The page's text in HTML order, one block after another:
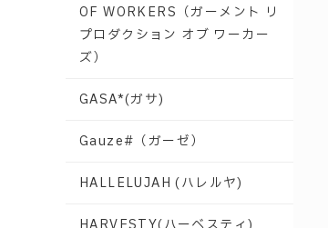
OF WORKERS（ガーメント リ
プロダクション オブ ワーカー
ズ）
GASA*(ガサ)
Gauze#（ガーゼ）
HALLELUJAH (ハレルヤ)